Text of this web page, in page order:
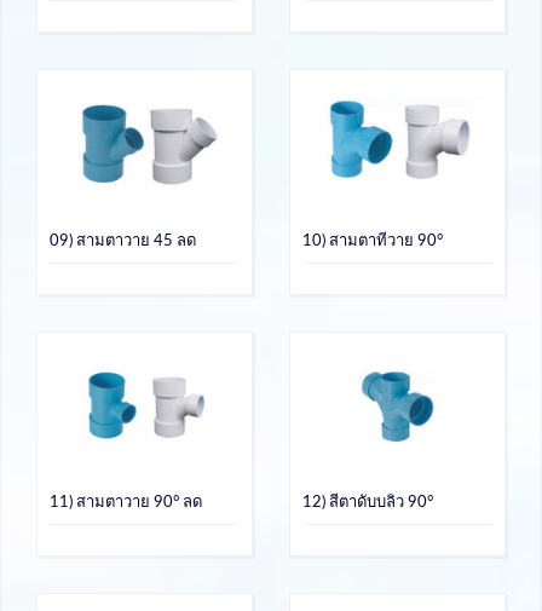
09) สามตาวาย 45 ลด 10) สามตาทีวาย 90°
11) สามตาวาย 90° ลด 12) สีตาดับบลิว 90°